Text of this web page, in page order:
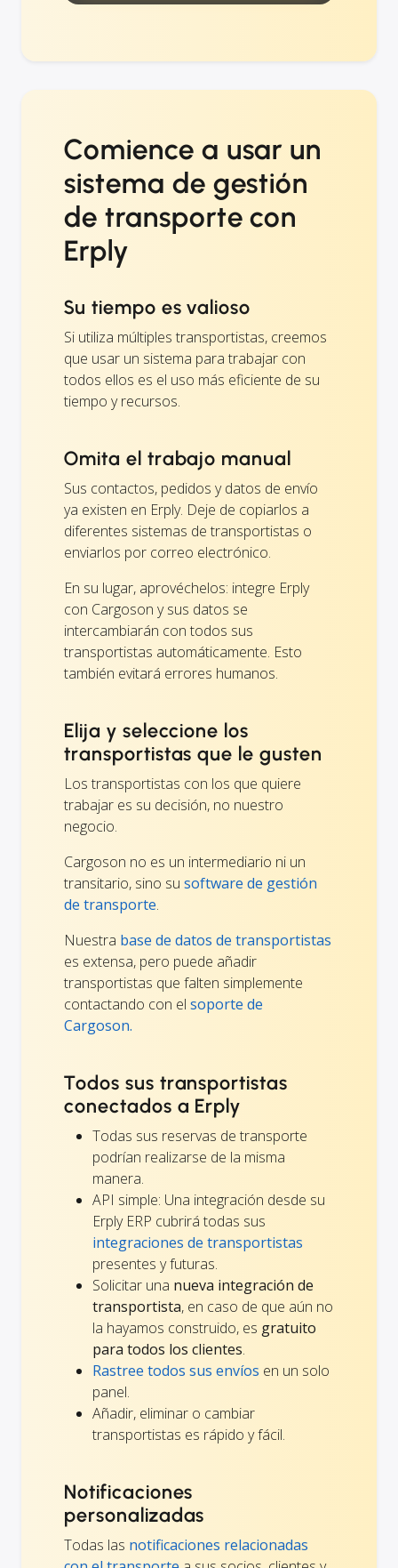
Comience a usar un
sistema de gestión
de transporte con
Erply
Su tiempo es valioso
Si utiliza múltiples transportistas, creemos
que usar un sistema para trabajar con
todos ellos es el uso más eficiente de su
tiempo y recursos.
Omita el trabajo manual
Sus contactos, pedidos y datos de envío
ya existen en Erply. Deje de copiarlos a
diferentes sistemas de transportistas o
enviarlos por correo electrónico.
En su lugar, aprovéchelos: integre Erply
con Cargoson y sus datos se
intercambiarán con todos sus
transportistas automáticamente. Esto
también evitará errores humanos.
Elija y seleccione los
transportistas que le gusten
Los transportistas con los que quiere
trabajar es su decisión, no nuestro
negocio.
Cargoson no es un intermediario ni un
transitario, sino su software de gestión
de transporte.
Nuestra base de datos de transportistas
es extensa, pero puede añadir
transportistas que falten simplemente
contactando con el soporte de
Cargoson.
Todos sus transportistas
conectados a Erply
Todas sus reservas de transporte
podrían realizarse de la misma
manera.
API simple: Una integración desde su
Erply ERP cubrirá todas sus
integraciones de transportistas
presentes y futuras.
Solicitar una nueva integración de
transportista, en caso de que aún no
la hayamos construido, es gratuito
para todos los clientes.
Rastree todos sus envíos en un solo
panel.
Añadir, eliminar o cambiar
transportistas es rápido y fácil.
Notificaciones
personalizadas
Todas las notificaciones relacionadas